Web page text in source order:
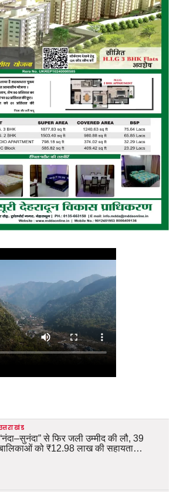
से फिर जली उम्मीद की लौ, 39
को ₹12.98 लाख की सहायता…